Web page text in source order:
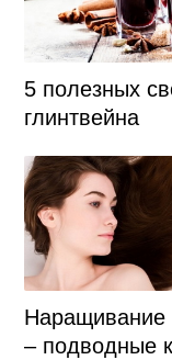
5 полезных
глинтвейна
Наращивание
– подводные